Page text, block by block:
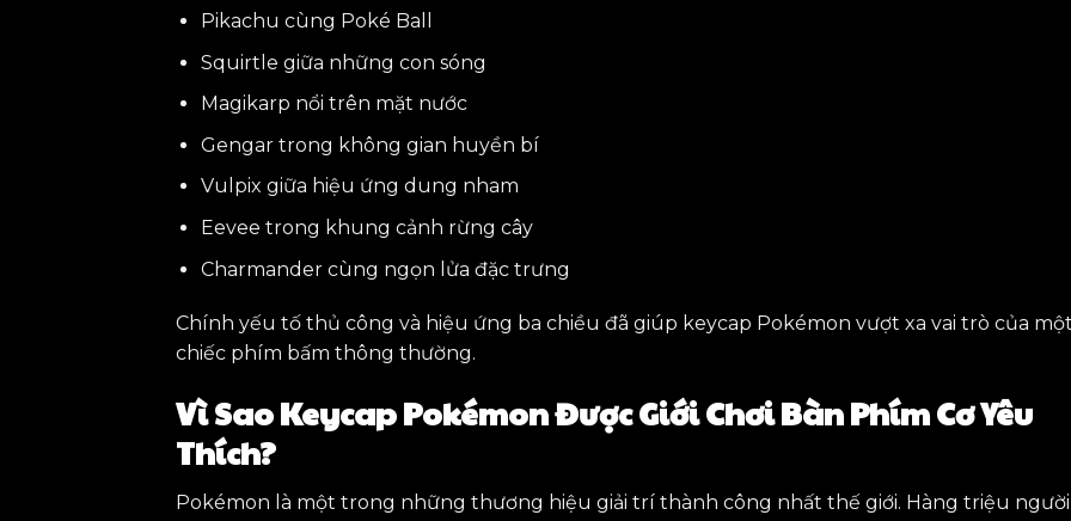
Pikachu cùng Poké Ball
Squirtle giữa những con sóng
Magikarp nổi trên mặt nước
Gengar trong không gian huyền bí
Vulpix giữa hiệu ứng dung nham
Eevee trong khung cảnh rừng cây
Charmander cùng ngọn lửa đặc trưng
Chính yếu tố thủ công và hiệu ứng ba chiều đã giúp keycap Pokémon vượt xa vai trò của một
chiếc phím bấm thông thường.
Vì Sao Keycap Pokémon Được Giới Chơi Bàn Phím Cơ Yêu
Thích?
Pokémon là một trong những thương hiệu giải trí thành công nhất thế giới. Hàng triệu người